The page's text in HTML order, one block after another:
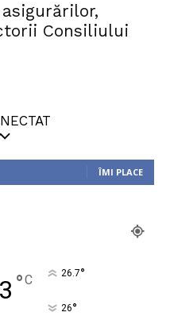
Consiliului
ÎMI PLACE
°C 26.7°
26°